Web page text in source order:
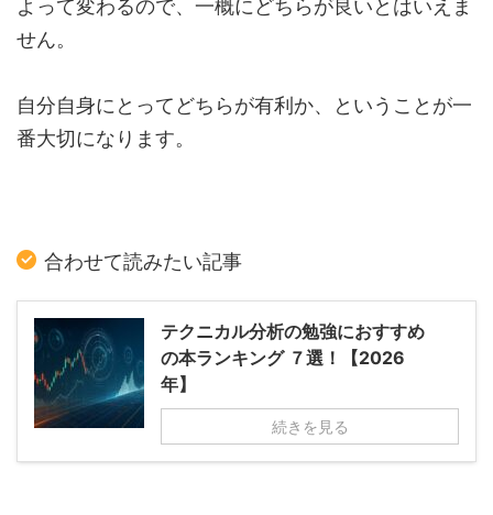
よって変わるので、一概にどちらが良いとはいえま
せん。
自分自身にとってどちらが有利か、ということが一
番大切になります。
合わせて読みたい記事
テクニカル分析の勉強におすすめ
の本ランキング ７選！【2026
年】
続きを見る